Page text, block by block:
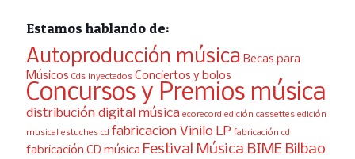
Estamos hablando de:
Autoproducción música Becas para
Músicos Cds inyectados Conciertos y bolos
Concursos y Premios música
distribución digital música ecorecord edición cassettes edición
musical estuches cd fabricacion Vinilo LP fabricación cd
fabricación CD música Festival Música BIME Bilbao